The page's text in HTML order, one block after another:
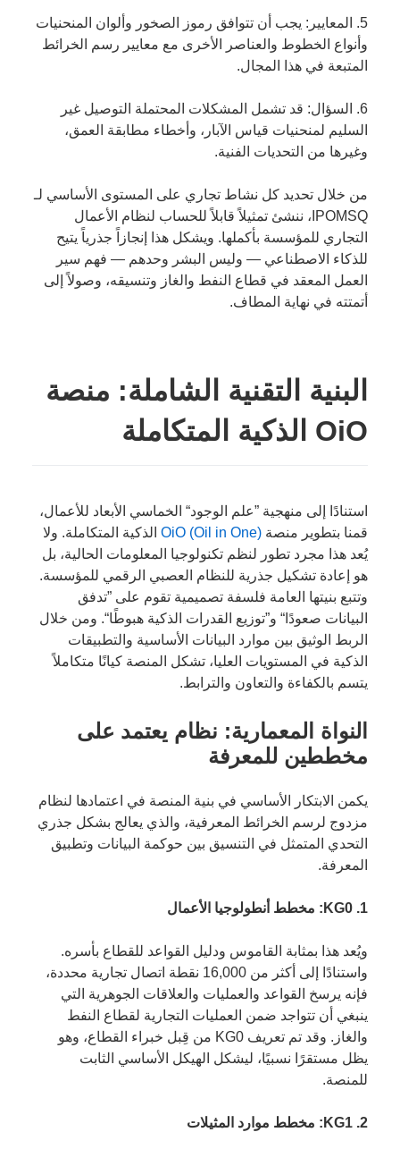
5. المعايير: يجب أن تتوافق رموز الصخور وألوان المنحنيات
وأنواع الخطوط والعناصر الأخرى مع معايير رسم الخرائط
المتبعة في هذا المجال.
6. السؤال: قد تشمل المشكلات المحتملة التوصيل غير
السليم لمنحنيات قياس الآبار، وأخطاء مطابقة العمق،
وغيرها من التحديات الفنية.
من خلال تحديد كل نشاط تجاري على المستوى الأساسي لـ
IPOMSQ، ننشئ تمثيلاً قابلاً للحساب لنظام الأعمال
التجاري للمؤسسة بأكملها. ويشكل هذا إنجازاً جذرياً يتيح
للذكاء الاصطناعي — وليس البشر وحدهم — فهم سير
العمل المعقد في قطاع النفط والغاز وتنسيقه، وصولاً إلى
أتمتته في نهاية المطاف.
البنية التقنية الشاملة: منصة
OiO الذكية المتكاملة
استنادًا إلى منهجية ”علم الوجود“ الخماسي الأبعاد للأعمال،
قمنا بتطوير منصة OiO (Oil in One)الذكية المتكاملة. ولا
يُعد هذا مجرد تطور لنظم تكنولوجيا المعلومات الحالية، بل
هو إعادة تشكيل جذرية للنظام العصبي الرقمي للمؤسسة.
وتتبع بنيتها العامة فلسفة تصميمية تقوم على ”تدفق
البيانات صعودًا“ و”توزيع القدرات الذكية هبوطًا“. ومن خلال
الربط الوثيق بين موارد البيانات الأساسية والتطبيقات
الذكية في المستويات العليا، تشكل المنصة كيانًا متكاملاً
يتسم بالكفاءة والتعاون والترابط.
النواة المعمارية: نظام يعتمد على
مخططين للمعرفة
يكمن الابتكار الأساسي في بنية المنصة في اعتمادها لنظام
مزدوج لرسم الخرائط المعرفية، والذي يعالج بشكل جذري
التحدي المتمثل في التنسيق بين حوكمة البيانات وتطبيق
المعرفة.
1. KG0: مخطط أنطولوجيا الأعمال
ويُعد هذا بمثابة القاموس ودليل القواعد للقطاع بأسره.
واستنادًا إلى أكثر من 16,000 نقطة اتصال تجارية محددة،
فإنه يرسخ القواعد والعمليات والعلاقات الجوهرية التي
ينبغي أن تتواجد ضمن العمليات التجارية لقطاع النفط
والغاز. وقد تم تعريف KG0 من قِبل خبراء القطاع، وهو
يظل مستقرًا نسبيًا، ليشكل الهيكل الأساسي الثابت
للمنصة.
2. KG1: مخطط موارد المثيلات